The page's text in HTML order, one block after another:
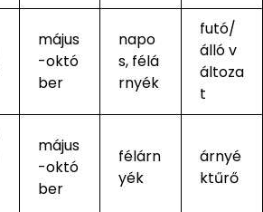
május
-októ
ber
napo
s, félá
rnyék
futó/
álló v
áltoza
t
május
-októ
ber
félárn
yék
árnyé
ktűrő